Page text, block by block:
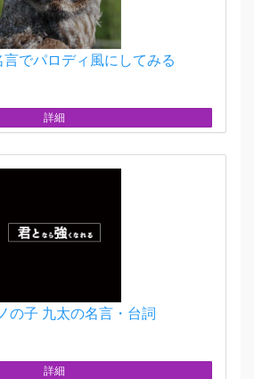
言でパロディ風にしてみる
詳細
の子 九太の名言・台詞
詳細